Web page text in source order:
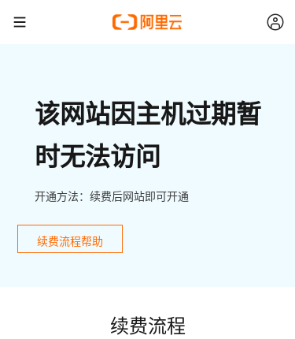
该网站因主机过期暂
时无法访问
开通方法：续费后网站即可开通
续费流程帮助
续费流程